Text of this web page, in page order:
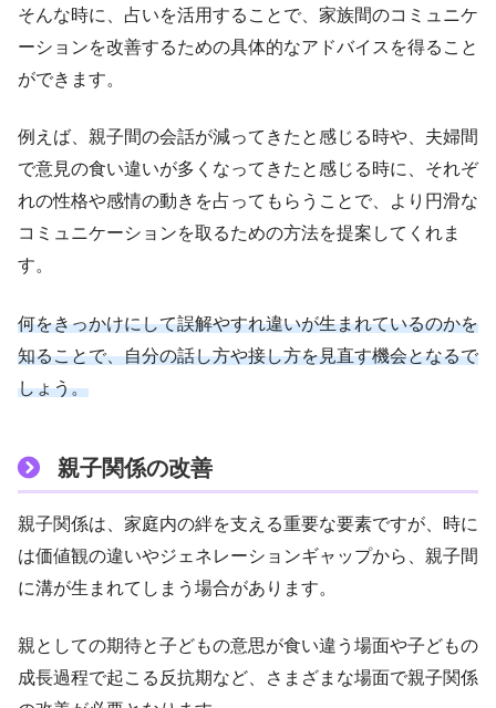
そんな時に、占いを活用することで、家族間のコミュニケ
ーションを改善するための具体的なアドバイスを得ること
ができます。
例えば、親子間の会話が減ってきたと感じる時や、夫婦間
で意見の食い違いが多くなってきたと感じる時に、それぞ
れの性格や感情の動きを占ってもらうことで、より円滑な
コミュニケーションを取るための方法を提案してくれま
す。
何をきっかけにして誤解やすれ違いが生まれているのかを
知ることで、自分の話し方や接し方を見直す機会となるで
しょう。
親子関係の改善
親子関係は、家庭内の絆を支える重要な要素ですが、時に
は価値観の違いやジェネレーションギャップから、親子間
に溝が生まれてしまう場合があります。
親としての期待と子どもの意思が食い違う場面や子どもの
成長過程で起こる反抗期など、さまざまな場面で親子関係